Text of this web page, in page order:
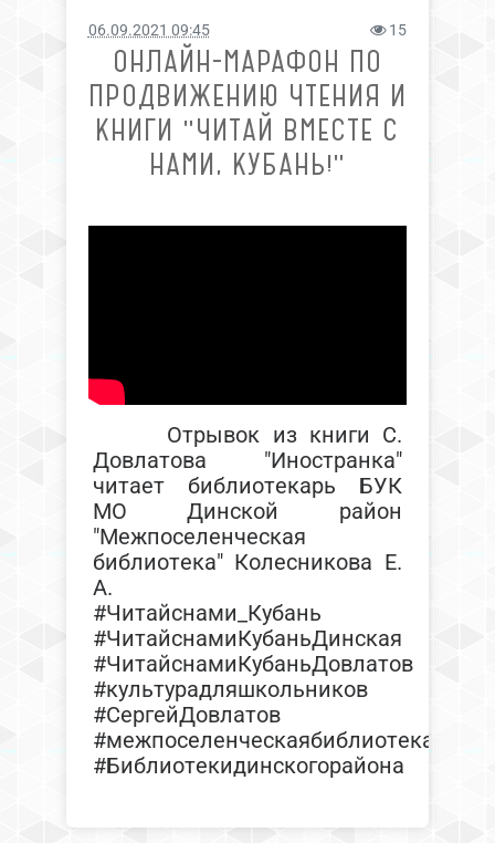
06.09.2021 09:45 15
ОНЛАЙН-МАРАФОН ПО
ПРОДВИЖЕНИЮ ЧТЕНИЯ И
КНИГИ "ЧИТАЙ ВМЕСТЕ С
НАМИ, КУБАНЬ!"
Отрывок из книги С.
Довлатова "Иностранка"
читает библиотекарь БУК
МО Динской район
"Межпоселенческая
библиотека" Колесникова Е.
А.
#Читайснами_Кубань
#ЧитайснамиКубаньДинская
#ЧитайснамиКубаньДовлатов
#культурадляшкольников
#СергейДовлатов
#межпоселенческаябиблиотека
#Библиотекидинскогорайона